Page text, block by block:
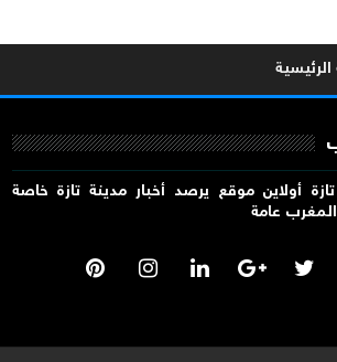
أولاين موقع يرصد أخبار مدينة تازة خاصة
المغرب عامة